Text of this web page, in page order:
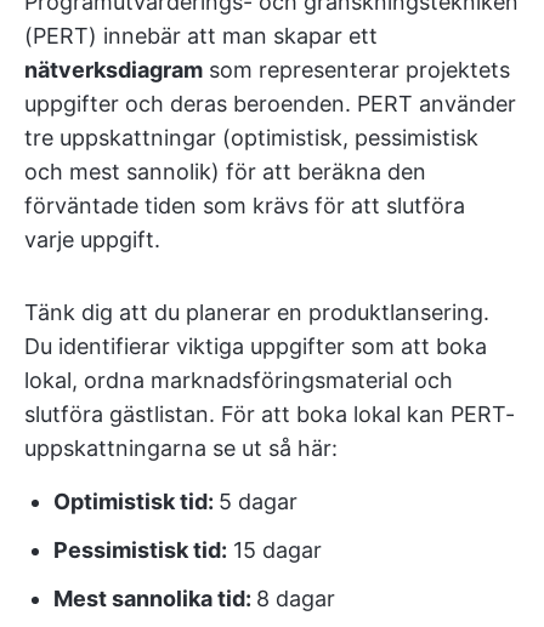
(PERT) innebär att man skapar ett
nätverksdiagram som representerar projektets
uppgifter och deras beroenden. PERT använder
tre uppskattningar (optimistisk, pessimistisk
och mest sannolik) för att beräkna den
förväntade tiden som krävs för att slutföra
varje uppgift.
Tänk dig att du planerar en produktlansering.
Du identifierar viktiga uppgifter som att boka
lokal, ordna marknadsföringsmaterial och
slutföra gästlistan. För att boka lokal kan PERT-
uppskattningarna se ut så här:
Optimistisk tid: 5 dagar
Pessimistisk tid: 15 dagar
Mest sannolika tid: 8 dagar